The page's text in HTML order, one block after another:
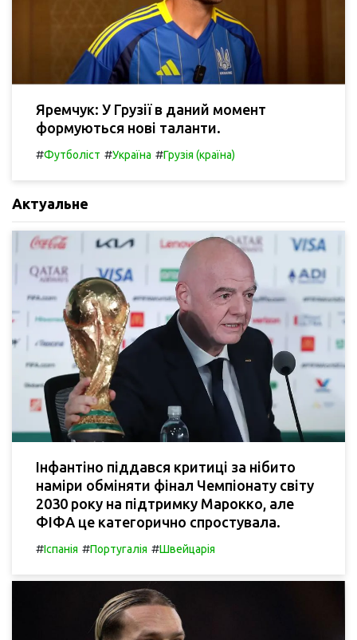
Яремчук: У Грузії в даний момент
формуються нові таланти.
#Футболіст #Україна #Грузія (країна)
Актуальне
Інфантіно піддався критиці за нібито
наміри обміняти фінал Чемпіонату світу
2030 року на підтримку Марокко, але
ФІФА це категорично спростувала.
#Іспанія #Португалія #Швейцарія